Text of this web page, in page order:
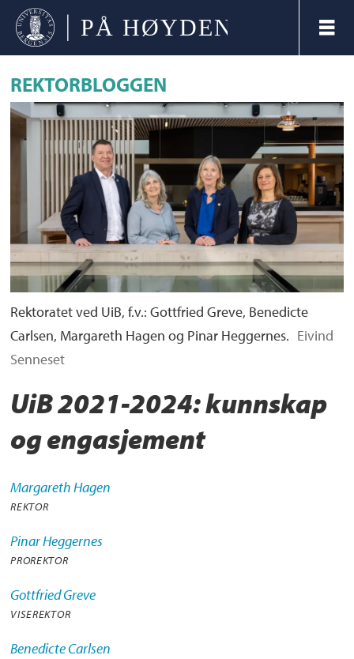
REKTORBLOGGEN
Rektoratet ved UiB, f.v.: Gottfried Greve, Benedicte
Carlsen, Margareth Hagen og Pinar Heggernes. Eivind
Senneset
UiB 2021-2024: kunnskap
og engasjement
MargarethHagen
REKTOR
PinarHeggernes
PROREKTOR
GottfriedGreve
VISEREKTOR
BenedicteCarlsen